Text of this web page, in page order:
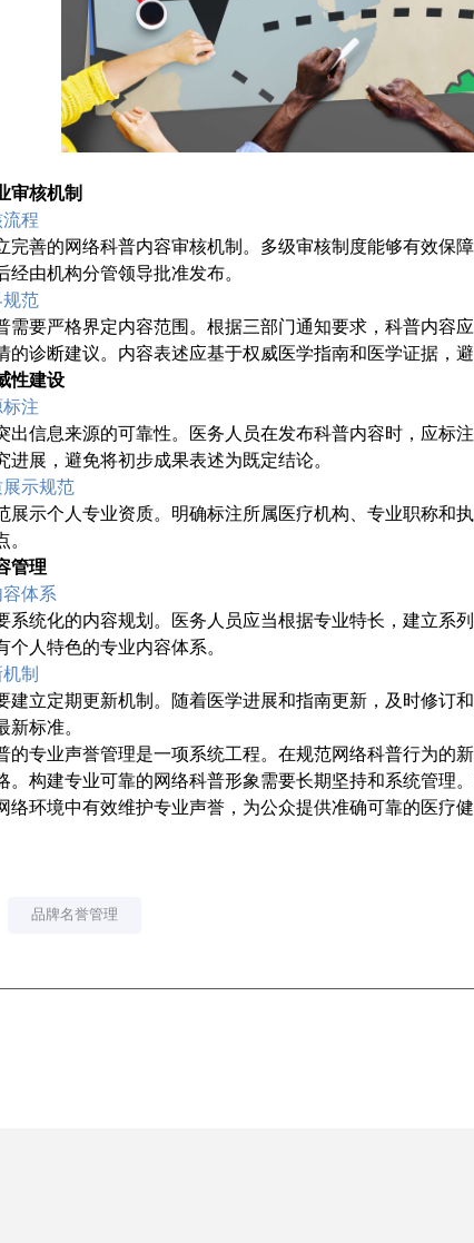
审核机制
程
完善的网络科普内容审核机制。多级审核制度能够有效保障
由机构分管领导批准发布。
范
需要严格界定内容范围。根据三部门通知要求，科普内容
的诊断建议。内容表述应基于权威医学指南和医学证据，避
性建设
注
出信息来源的可靠性。医务人员在发布科普内容时，应标
展，避免将初步成果表述为既定结论。
示规范
展示个人专业资质。明确标注所属医疗机构、专业职称和执
管理
体系
系统化的内容规划。医务人员应当根据专业特长，建立系列
人特色的专业内容体系。
制
建立定期更新机制。随着医学进展和指南更新，及时修订和
标准。
的专业声誉管理是一项系统工程。在规范网络科普行为的
构建专业可靠的网络科普形象需要长期坚持和系统管理
环境中有效维护专业声誉，为公众提供准确可靠的医疗健
品牌名誉管理